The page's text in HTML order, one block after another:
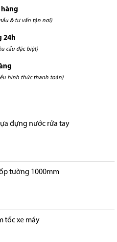
& tư vấn tận nơi)
24h
cầu đặc biệt)
hình thức thanh toán)
đựng nước rửa tay
tường 1000mm
tốc xe máy